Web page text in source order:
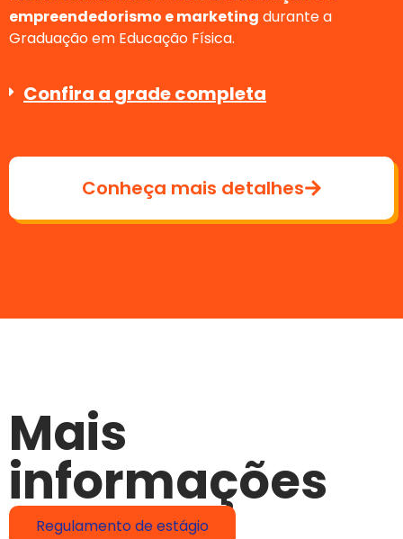
empreendedorismo e marketing durante a
Graduação em Educação Física.
Confira a grade completa
Conheça mais detalhes
Mais
informações
Regulamento de estágio